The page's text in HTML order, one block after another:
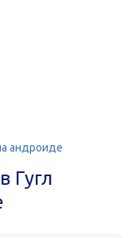
андроиде
Гугл